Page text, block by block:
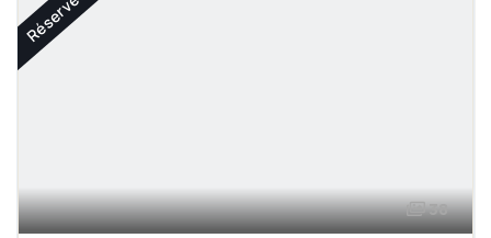
Réservée
38